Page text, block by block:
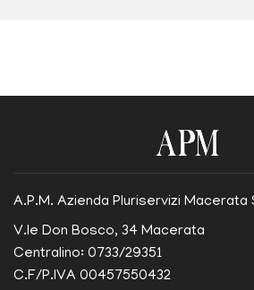
A.P.M. Azienda Pluriservizi Macerata
V.le Don Bosco, 34 Macerata
Centralino: 0733/29351
C.F/P.IVA 00457550432